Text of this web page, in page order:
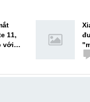
11,
với